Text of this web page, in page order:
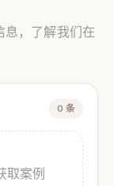
息，了解我们在
0 条
取案例